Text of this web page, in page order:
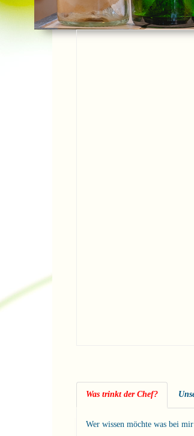
Was trinkt der Chef?
Wer wissen möchte was bei